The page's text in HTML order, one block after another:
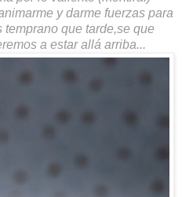
y darme fuerzas para
que tarde,se que
a estar allá arriba...